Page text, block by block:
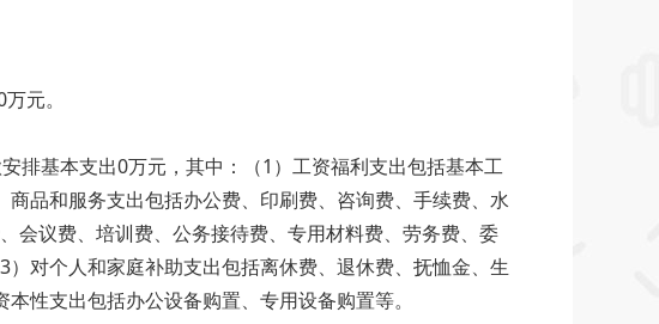
。
基本支出0万元，其中：（1）工资福利支出包括基本工
品和服务支出包括办公费、印刷费、咨询费、手续费、水
会议费、培训费、公务接待费、专用材料费、劳务费、委
对个人和家庭补助支出包括离休费、退休费、抚恤金、生
本性支出包括办公设备购置、专用设备购置等。